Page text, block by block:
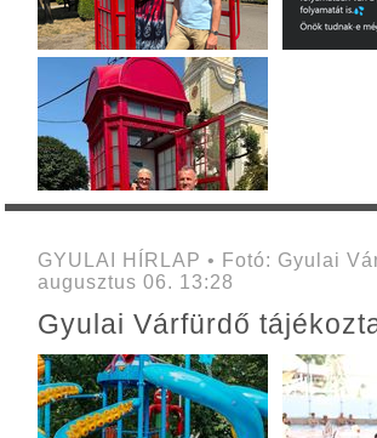
GYULAI HÍRLAP • Fotó: Gyulai
augusztus 06. 13:28
Gyulai Várfürdő